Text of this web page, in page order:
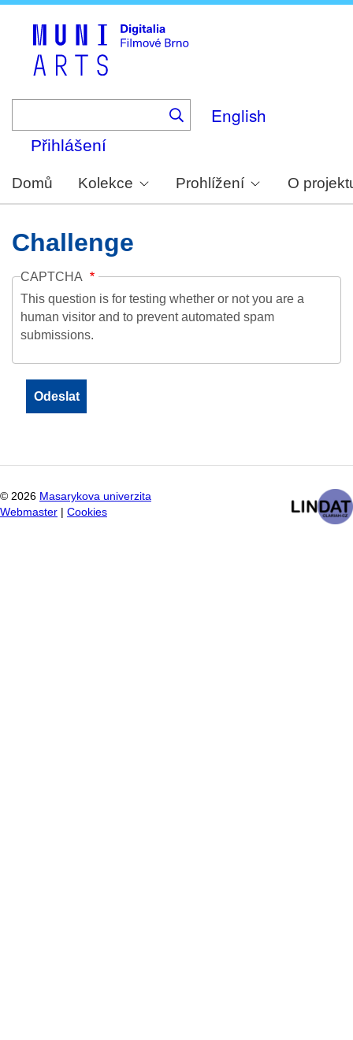
English
Přihlášení
Domů Kolekce Prohlížení O
Challenge
CAPTCHA
This question is for testing whether or not you are a
human visitor and to prevent automated spam
submissions.
© 2026 Masarykova univerzita
Webmaster
Cookies